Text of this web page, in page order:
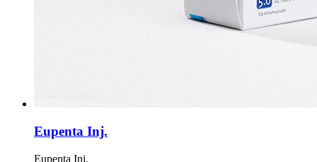
Eupenta Inj.
Eupenta Inj.